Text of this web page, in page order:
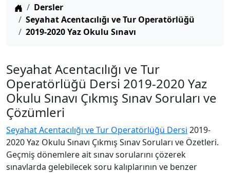
Anasayfa
Dersler
Seyahat Acentacılığı ve Tur Operatörlüğü
2019-2020 Yaz Okulu Sınavı
Seyahat Acentacılığı ve Tur
Operatörlüğü Dersi 2019-2020 Yaz
Okulu Sınavı Çıkmış Sınav Soruları ve
Çözümleri
Seyahat Acentacılığı ve Tur Operatörlüğü Dersi 2019-
2020 Yaz Okulu Sınavı Çıkmış Sınav Soruları ve Özetleri.
Geçmiş dönemlere ait sınav sorularını çözerek
sınavlarda gelebilecek soru kalıplarının ve benzer